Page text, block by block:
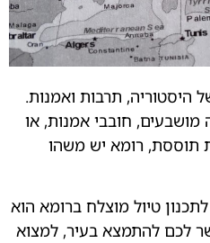
היסטוריה, תרבות ואמנות.
מושבעים, חובבי אמנות, או
תוססת, רומא יש משהו
טיול מוצלח ברומא הוא
לכם להתמצא בעיר, למצוא